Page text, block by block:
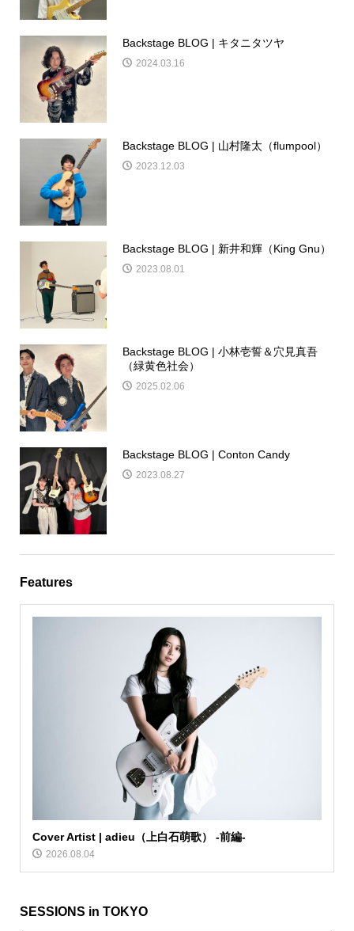
Backstage BLOG | キタニタツヤ
2024.03.16
Backstage BLOG | 山村隆太（flumpool）
2023.12.03
Backstage BLOG | 新井和輝（King Gnu）
2023.08.01
Backstage BLOG | 小林壱誓＆穴見真吾
（緑黄色社会）
2025.02.06
Backstage BLOG | Conton Candy
2023.08.27
Features
Cover Artist | adieu（上白石萌歌） -前編-
2026.08.04
SESSIONS in TOKYO